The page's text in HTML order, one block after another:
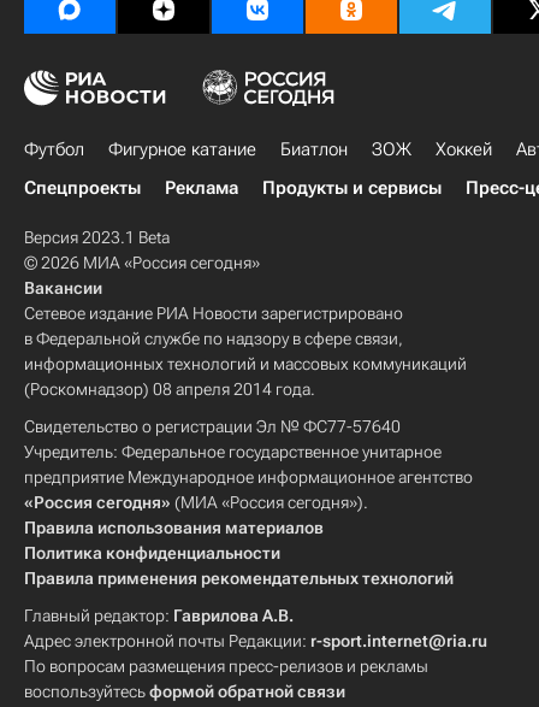
Футбол Фигурное катание Биатлон ЗОЖ Хоккей
Спецпроекты
Реклама Продукты и сервисы Пресс-
Версия 2023.1 Beta
© 2026 МИА «Россия сегодня»
Вакансии
Сетевое издание РИА Новости зарегистрировано
в Федеральной службе по надзору в сфере связи,
информационных технологий и массовых коммуникаций
(Роскомнадзор) 08 апреля 2014 года.
Свидетельство о регистрации Эл № ФС77-57640
Учредитель: Федеральное государственное унитарное
предприятие Международное информационное агентство
«Россия сегодня» (МИА «Россия сегодня»).
Правила использования материалов
Политика конфиденциальности
Правила применения рекомендательных технологий
Главный редактор: Гаврилова А.В.
Адрес электронной почты Редакции: r-sport.internet@ria.ru
По вопросам размещения пресс-релизов и рекламы
воспользуйтесьформой обратной связи